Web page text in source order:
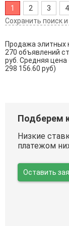
1 2 3 4
Сохранить поиск
Продажа элитных
270 объявлений
руб. Средняя цена
298 156.60 руб)
Подберем
Низкие
платежом
Оставить